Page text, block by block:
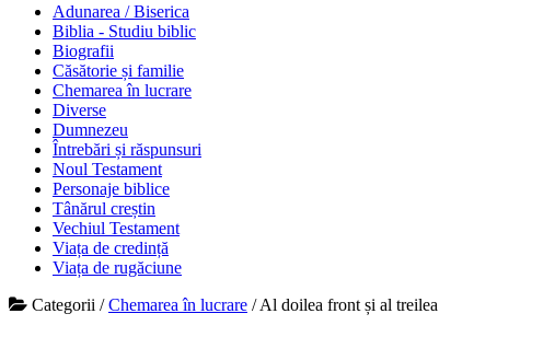
Adunarea / Biserica
Biblia - Studiu biblic
Biografii
Căsătorie și familie
Chemarea în lucrare
Diverse
Dumnezeu
Întrebări și răspunsuri
Noul Testament
Personaje biblice
Tânărul creștin
Vechiul Testament
Viața de credință
Viața de rugăciune
Categorii /Chemarea în lucrare /Al doilea front și al treilea